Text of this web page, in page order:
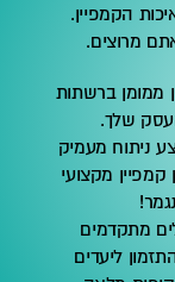
הקמפיין.
מרוצים.
ממומן ברשתות
שלך.
ניתוח מעמיק
מקצועי
מתקדמים
ליעדים